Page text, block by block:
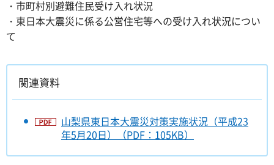
・市町村別避難住民受け入れ状況
・東日本大震災に係る公営住宅等への受け入れ状況につい
て
関連資料
山梨県東日本大震災対策実施状況（平成23
年5月20日）（PDF：105KB）